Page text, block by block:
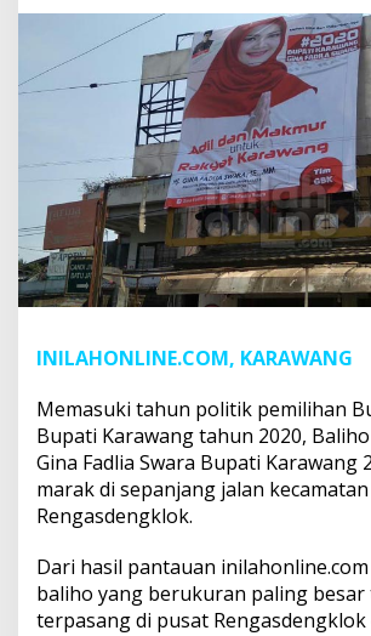
Marak
di
Rengasdengklok
INILAHONLINE.COM, KARAWANG
Memasuki tahun politik pemilihan
Bupati Karawang tahun 2020,
Gina Fadlia Swara Bupati Karawang
marak di sepanjang jalan kecamatan
Rengasdengklok.
Dari hasil pantauan
baliho yang berukuran paling besar
terpasang di pusat Rengasdengklok